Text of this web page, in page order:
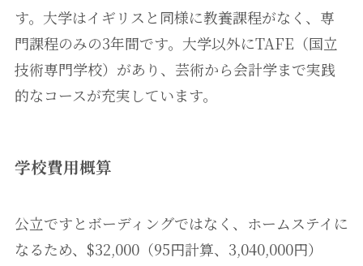
す。大学はイギリスと同様に教養課程がなく、専
門課程のみの3年間です。大学以外にTAFE（国立
技術専門学校）があり、芸術から会計学まで実践
的なコースが充実しています。
学校費用概算
公立ですとボーディングではなく、ホームステイに
なるため、$32,000（95円計算、3,040,000円）